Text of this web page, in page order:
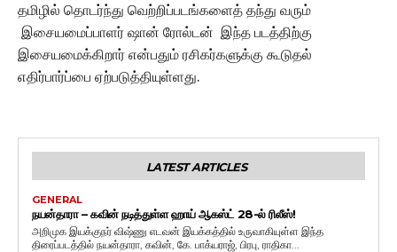
தமிழில் தொடர்ந்து வெற்றிப்படங்களைத் தந்து வரும்
இசையமைப்பாளர் ஷான் ரோல்டன் இந்த படத்திற்கு
இசையமைக்கிறார் என்பதும் ரசிகர்களுக்கு கூடுதல்
எதிர்பார்ப்பை ஏற்படுத்தியுள்ளது.
LATEST ARTICLES
GENERAL
நயன்தாரா – கவின் நடித்துள்ள ஹாய் ஆகஸ்ட் 28-ல் ரிலீஸ்!
அறிமுக இயக்குநர் விஷ்ணு எடவன் இயக்கத்தில் உருவாகியுள்ள இந்த
திரைப்படத்தில் நயன்தாரா, கவின், கே. பாக்யராஜ், பிரபு, ராதிகா...